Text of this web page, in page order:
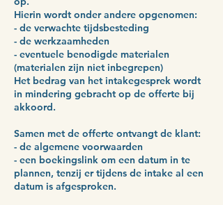
Hierin wordt onder andere opgenomen:
- de verwachte tijdsbesteding
- de werkzaamheden
- eventuele benodigde materialen
(materialen zijn niet inbegrepen)
Het bedrag van het intakegesprek wordt
in mindering gebracht op de offerte bij
akkoord.
Samen met de offerte ontvangt de klant:
- de algemene voorwaarden
- een boekingslink om een datum in te
plannen, tenzij er tijdens de intake al een
datum is afgesproken.